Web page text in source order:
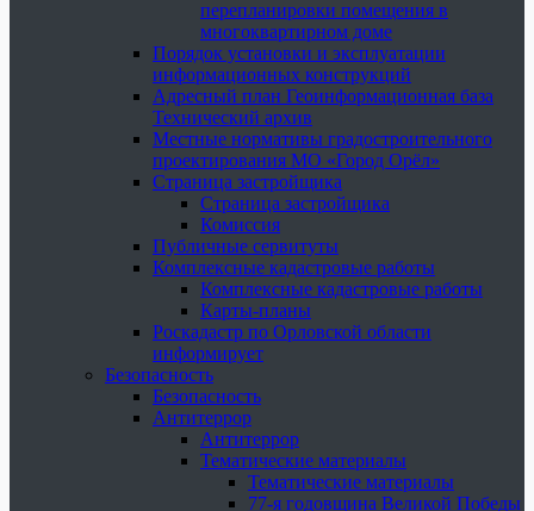
перепланировки помещения в
многоквартирном доме
Порядок установки и эксплуатации
информационных конструкций
Адресный план Геоинформационная база
Технический архив
Местные нормативы градостроительного
проектирования МО «Город Орёл»
Страница застройщика
Страница застройщика
Комиссия
Публичные сервитуты
Комплексные кадастровые работы
Комплексные кадастровые работы
Карты-планы
Роскадастр по Орловской области
информирует
Безопасность
Безопасность
Антитеррор
Антитеррор
Тематические материалы
Тематические материалы
77-я годовщина Великой Победы